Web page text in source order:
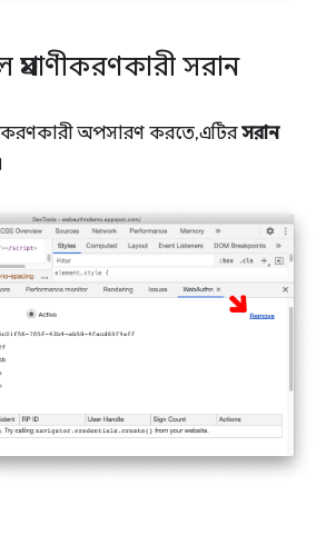
প্রমাণীকরণকারী সরান
অপসারণ করতে, এটিরসরান